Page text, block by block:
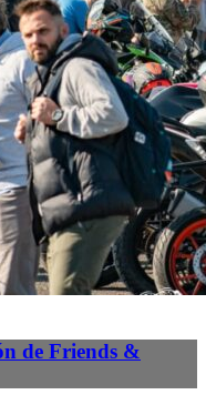
de Friends &